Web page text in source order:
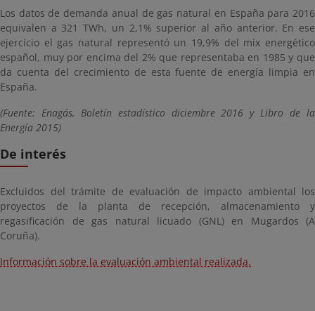
Los datos de demanda anual de gas natural en España para 2016
equivalen a 321 TWh, un 2,1% superior al año anterior. En ese
ejercicio el gas natural representó un 19,9% del mix energético
español, muy por encima del 2% que representaba en 1985 y que
da cuenta del crecimiento de esta fuente de energía limpia en
España.
(Fuente: Enagás, Boletín estadístico diciembre 2016 y Libro de la
Energía 2015)
De interés
Excluidos del trámite de evaluación de impacto ambiental los
proyectos de la planta de recepción, almacenamiento y
regasificación de gas natural licuado (GNL) en Mugardos (A
Coruña).
Información sobre la evaluación ambiental realizada.